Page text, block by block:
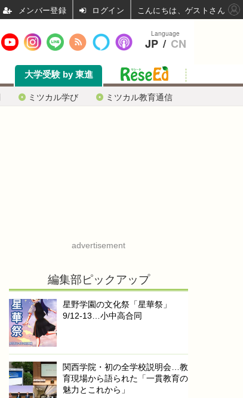
ミツカル学び ミツカル教育通信
大学受験 by 東進
advertisement
編集部ピックアップ
星野学園の文化祭「星華祭」
9/12-13…小中高合同
関西学院・初の全学校説明会…教
育現場から語られた「一貫教育の
魅力とこれから」
Language
JP / CN
ログイン こんにちは、ゲストさん